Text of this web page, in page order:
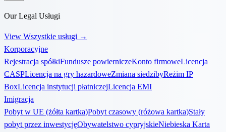
Our Legal Usługi
View Wszystkie usługi →
Korporacyjne
Rejestracja spółkiFundusze powierniczeKonto firmoweLicencja
CASPLicencja na gry hazardoweZmiana siedzibyReżim IP
BoxLicencja instytucji płatniczejLicencja EMI
Imigracja
Pobyt w UE (żółta kartka)Pobyt czasowy (różowa kartka)Stały
pobyt przez inwestycjęObywatelstwo cypryjskieNiebieska Karta